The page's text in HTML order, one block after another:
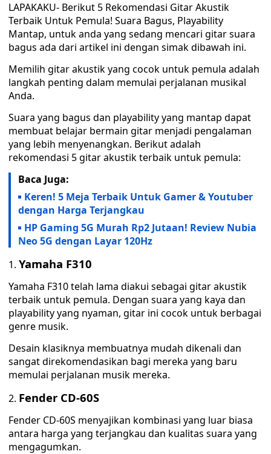
LAPAKAKU- Berikut 5 Rekomendasi Gitar Akustik
Terbaik Untuk Pemula! Suara Bagus, Playability
Mantap, untuk anda yang sedang mencari gitar suara
bagus ada dari artikel ini dengan simak dibawah ini.
Memilih gitar akustik yang cocok untuk pemula adalah
langkah penting dalam memulai perjalanan musikal
Anda.
Suara yang bagus dan playability yang mantap dapat
membuat belajar bermain gitar menjadi pengalaman
yang lebih menyenangkan. Berikut adalah
rekomendasi 5 gitar akustik terbaik untuk pemula:
Baca Juga:
Keren! 5 Meja Terbaik Untuk Gamer & Youtuber
dengan Harga Terjangkau
HP Gaming 5G Murah Rp2 Jutaan! Review Nubia
Neo 5G dengan Layar 120Hz
Yamaha F310
Yamaha F310 telah lama diakui sebagai gitar akustik
terbaik untuk pemula. Dengan suara yang kaya dan
playability yang nyaman, gitar ini cocok untuk berbagai
genre musik.
Desain klasiknya membuatnya mudah dikenali dan
sangat direkomendasikan bagi mereka yang baru
memulai perjalanan musik mereka.
Fender CD-60S
Fender CD-60S menyajikan kombinasi yang luar biasa
antara harga yang terjangkau dan kualitas suara yang
mengagumkan.